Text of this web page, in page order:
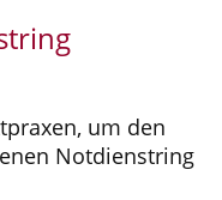
um den
Notdienstring